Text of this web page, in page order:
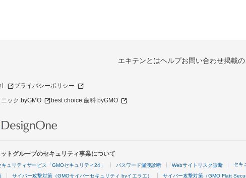
エキテンとはヘルプお問い合わせ掲載
プライバシーポリシー
ック byGMO best choice 歯科 byGMO
トグループのセキュリティ事業について
ュリティサービス「GMOセキュリティ24」 パスワード漏洩診断 Webサイトリスク診断 セキ
サイバー攻撃対策（GMOサイバーセキュリティ byイエラエ） サイバー攻撃対策（GMO Flatt